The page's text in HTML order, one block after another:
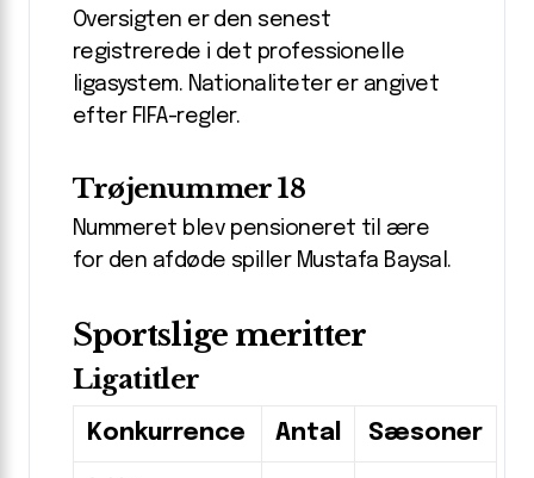
Oversigten er den senest
registrerede i det professionelle
ligasystem. Nationaliteter er angivet
efter FIFA-regler.
Trøjenummer 18
Nummeret blev pensioneret til ære
for den afdøde spiller Mustafa Baysal.
Sportslige meritter
Ligatitler
Konkurrence Antal Sæsoner